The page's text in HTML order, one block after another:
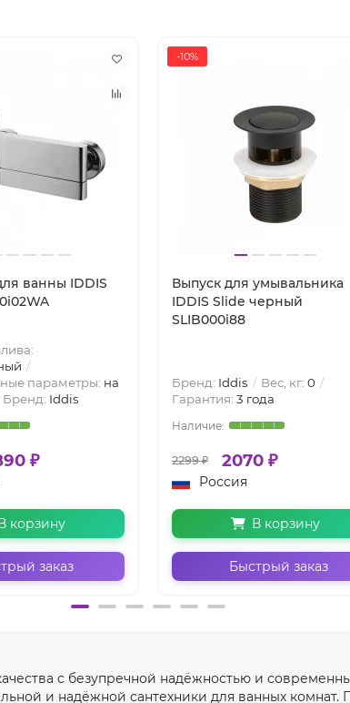
ванны IDDIS
параметры: на
Бренд: Iddis
₽
корзину
заказ
-10%
Выпуск для умывальника
IDDIS Slide черный
SLIB000i88
Бренд: Iddis Вес, кг: 0
Гарантия: 3 года
2299 ₽ 2070 ₽
Россия
В корзину
Быстрый заказ
с безупречной надёжностью и
и надёжной сантехники для ванных комнат.